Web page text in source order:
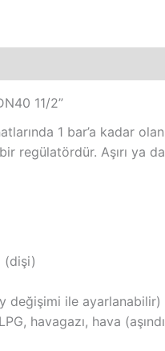
11/2”
1 bar’a kadar
regülatördür. Aşırı ya
(dişi)
değişimi ile ayarlanabilir)
havagazı, hava